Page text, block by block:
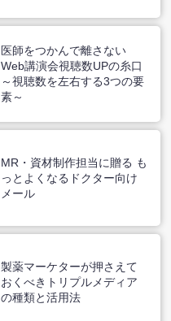
医師をつかんで離さない
Web講演会視聴数UPの糸口
～視聴数を左右する3つの要
素～
MR・資材制作担当に贈る も
っとよくなるドクター向け
メール
製薬マーケターが押さえて
おくべきトリプルメディア
の種類と活用法